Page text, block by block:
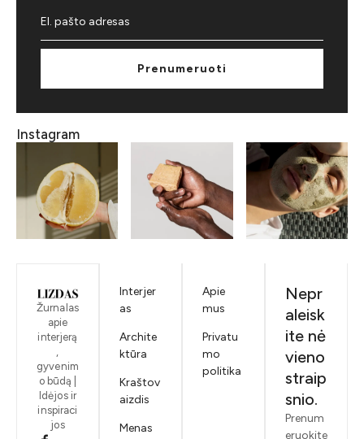
Prenumeruoti
Instagram
Žurnalas
apie
interjerą
,
gyvenim
o būdą |
Idėjos ir
inspiraci
jos
Interjer
as
Archite
ktūra
Kraštov
aizdis
Menas
Apie
mus
Privatu
mo
politika
Nepr
aleisk
ite nė
vieno
straip
snio.
Prenum
eruokite